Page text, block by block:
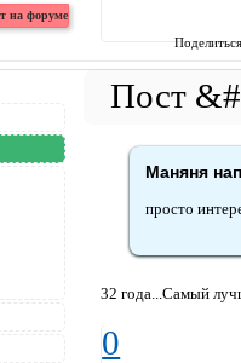
Маняня
просто
32 года...Самый
0